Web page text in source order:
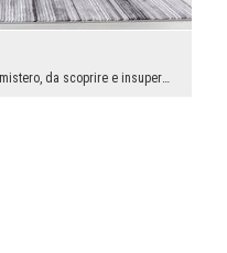
La natura selvaggia è un mistero, da scoprire e insuperabile. Se abbiamo la forza, non possiamo c...